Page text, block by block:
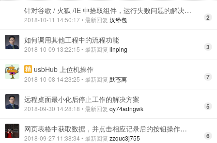
针对谷歌 / 火狐 /IE 中拾取组件，运行失败问题的解决方案
2018-10-11 14:50:17 • 最新回复 汉堡包 2
如何调用其他工程中的流程功能
2018-10-09 13:22:15 • 最新回复 linping 3
usbHub 上位机操作
2018-10-08 14:23:25 • 最新回复 默苍离 7
远程桌面最小化后停止工作的解决方案
2018-09-30 14:28:18 • 最新回复 qy74adngwk 5
网页表格中获取数据，并点击相应记录后的按钮操作说明总结贴
2018-09-27 11:38:34 • 最新回复 zzquc3j755 6